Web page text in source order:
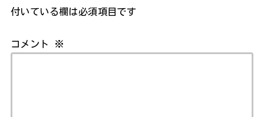
付いている欄は必須項目です
コメント ※